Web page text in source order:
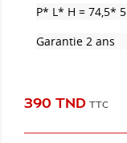
P* L* H = 74,5*
Garantie 2 ans
390 TND TTC